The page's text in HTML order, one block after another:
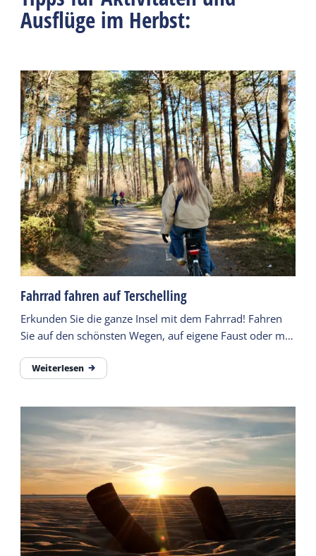
Ausflüge im Herbst:
Fahrrad fahren auf Terschelling
Erkunden Sie die ganze Insel mit dem Fahrrad! Fahren
Sie auf den schönsten Wegen, auf eigene Faust oder mit
Weiterlesen